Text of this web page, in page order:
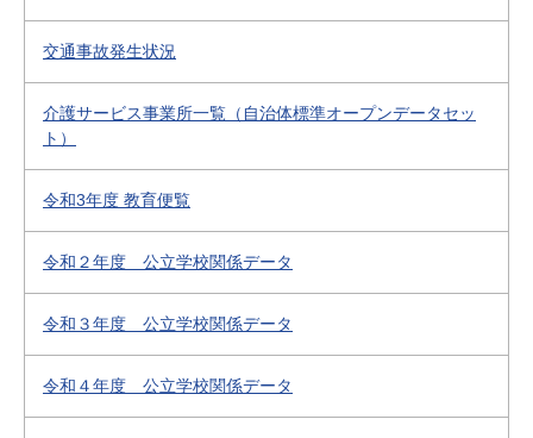
交通事故発生状況
介護サービス事業所一覧（自治体標準オープンデータセッ
ト）
令和3年度 教育便覧
令和２年度 公立学校関係データ
令和３年度 公立学校関係データ
令和４年度 公立学校関係データ